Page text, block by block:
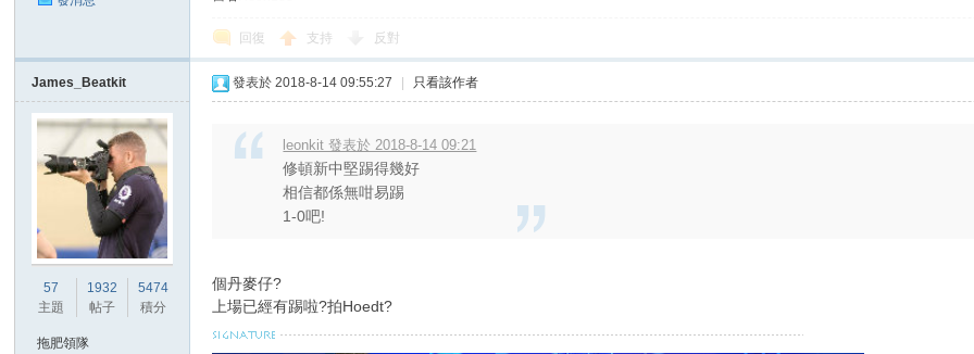
回復 支持 反對
James_Beatkit
57
主題
1932
帖子
5474
積分
拖肥領隊
發表於 2018-8-14 09:55:27 只看該作者
leonkit 發表於 2018-8-14 09:21
修頓新中堅踢得幾好
相信都係無咁易踢
1-0吧!
個丹麥仔?
上場已經有踢啦?拍Hoedt?